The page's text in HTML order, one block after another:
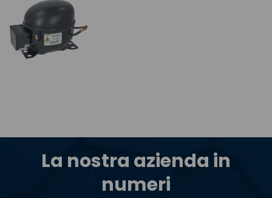
La nostra azienda in
numeri